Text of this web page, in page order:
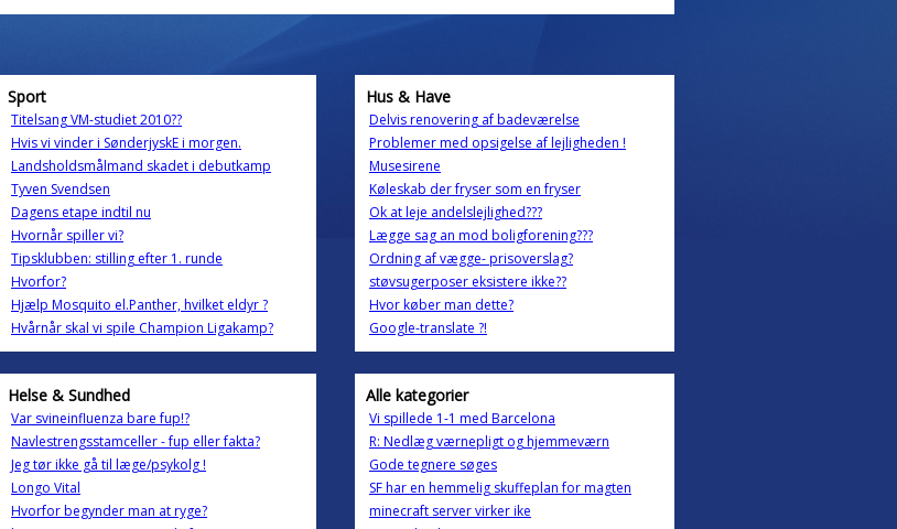
Sport
Titelsang VM-studiet 2010??
Hvis vi vinder i SønderjyskE i morgen.
Landsholdsmålmand skadet i debutkamp
Tyven Svendsen
Dagens etape indtil nu
Hvornår spiller vi?
Tipsklubben: stilling efter 1. runde
Hvorfor?
Hjælp Mosquito el.Panther, hvilket eldyr ?
Hvårnår skal vi spile Champion Ligakamp?
Hus & Have
Delvis renovering af badeværelse
Problemer med opsigelse af lejligheden !
Musesirene
Køleskab der fryser som en fryser
Ok at leje andelslejlighed???
Lægge sag an mod boligforening???
Ordning af vægge- prisoverslag?
støvsugerposer eksistere ikke??
Hvor køber man dette?
Google-translate ?!
Helse & Sundhed
Var svineinfluenza bare fup!?
Navlestrengsstamceller - fup eller fakta?
Jeg tør ikke gå til læge/psykolg !
Longo Vital
Hvorfor begynder man at ryge?
Alle kategorier
Vi spillede 1-1 med Barcelona
R: Nedlæg værnepligt og hjemmeværn
Gode tegnere søges
SF har en hemmelig skuffeplan for magten
minecraft server virker ike